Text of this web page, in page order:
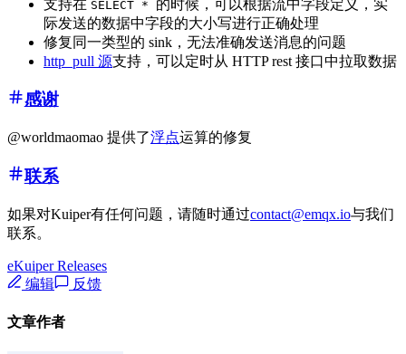
支持在 SELECT * 的时候，可以根据流中字段定义，实
际发送的数据中字段的大小写进行正确处理
修复同一类型的 sink，无法准确发送消息的问题
http_pull 源支持，可以定时从 HTTP rest 接口中拉取数据
感谢
@worldmaomao 提供了浮点运算的修复
联系
如果对Kuiper有任何问题，请随时通过contact@emqx.io与我们
联系。
eKuiper Releases
编辑
反馈
文章作者